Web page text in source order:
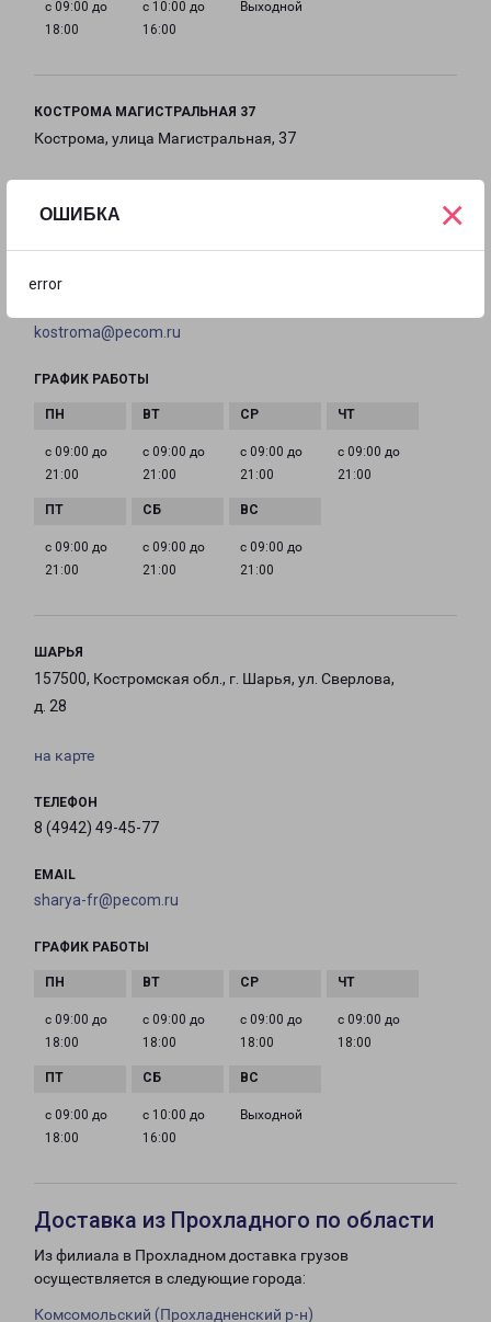
ОШИБКА
error
×
с 09:00 до
18:00
с 10:00 до
16:00
Выходной
КОСТРОМА МАГИСТРАЛЬНАЯ 37
Кострома, улица Магистральная, 37
kostroma@pecom.ru
ГРАФИК РАБОТЫ
с 09:00 до
21:00
с 09:00 до
21:00
с 09:00 до
21:00
с 09:00 до
21:00
с 09:00 до
21:00
с 09:00 до
21:00
с 09:00 до
21:00
ШАРЬЯ
157500, Костромская обл., г. Шарья, ул. Сверлова,
д. 28
на карте
ТЕЛЕФОН
8 (4942) 49-45-77
EMAIL
sharya-fr@pecom.ru
ГРАФИК РАБОТЫ
с 09:00 до
18:00
с 09:00 до
18:00
с 09:00 до
18:00
с 09:00 до
18:00
с 09:00 до
18:00
с 10:00 до
16:00
Выходной
Доставка из Прохладного по области
Из филиала в Прохладном доставка грузов
осуществляется в следующие города:
Комсомольский (Прохладненский р-н)